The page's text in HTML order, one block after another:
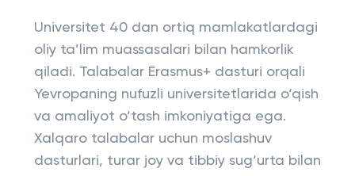
Universitet 40 dan ortiq mamlakatlardagi
oliy ta’lim muassasalari bilan hamkorlik
qiladi. Talabalar Erasmus+ dasturi orqali
Yevropaning nufuzli universitetlarida o‘qish
va amaliyot o‘tash imkoniyatiga ega.
Xalqaro talabalar uchun moslashuv
dasturlari, turar joy va tibbiy sug‘urta bilan